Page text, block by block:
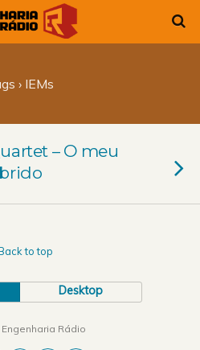
› IEMs
– O meu
to top
Desktop
Rádio